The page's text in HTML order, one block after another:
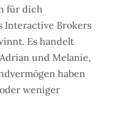
für dich
Interactive Brokers
Es handelt
und Melanie,
haben
weniger